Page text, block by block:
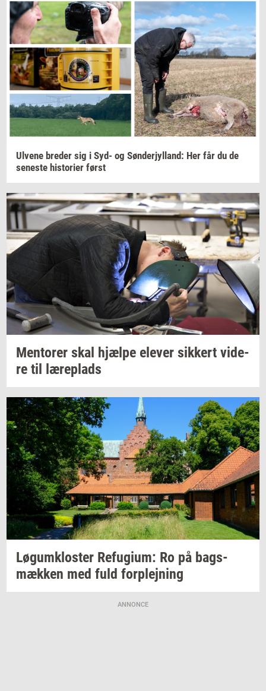
Ul­ve­ne bre­der sig i Syd- og Søn­derjyl­land: Her får du de
se­ne­ste hi­sto­ri­er først
Men­to­rer skal hjæl­pe ele­ver sik­kert vi­de­
re til læ­re­plads
Løgum­klo­ster Re­fu­gi­um: Ro på bags­
mæk­ken med fuld for­plej­ning
ANNONCE